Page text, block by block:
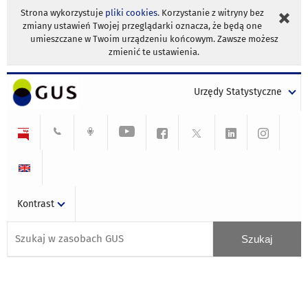
Strona wykorzystuje pliki cookies. Korzystanie z witryny bez
zmiany ustawień Twojej przeglądarki oznacza, że będą one
umieszczane w Twoim urządzeniu końcowym. Zawsze możesz
zmienić te ustawienia.
Urzędy Statystyczne
Kontrast